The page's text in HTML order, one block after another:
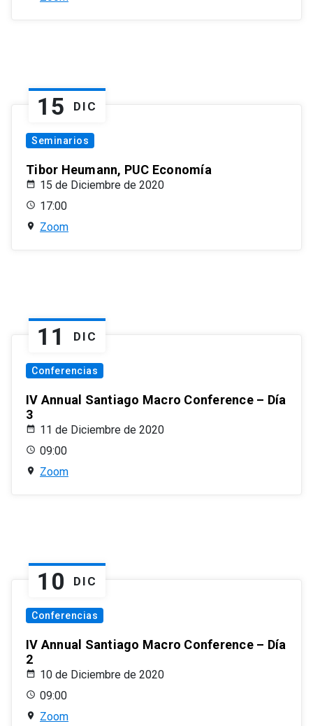
15 DIC
Seminarios
Tibor Heumann, PUC Economía
15 de Diciembre de 2020
17:00
Zoom
11 DIC
Conferencias
IV Annual Santiago Macro Conference – Día
3
11 de Diciembre de 2020
09:00
Zoom
10 DIC
Conferencias
IV Annual Santiago Macro Conference – Día
2
10 de Diciembre de 2020
09:00
Zoom